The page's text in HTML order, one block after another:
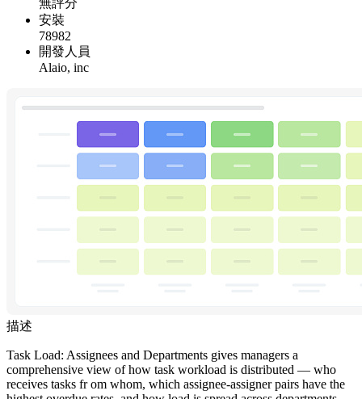
無評分
安裝
78982
開發人員
Alaio, inc
描述
Task Load: Assignees and Departments gives managers a
comprehensive view of how task workload is distributed — who
receives tasks fr om whom, which assignee-assigner pairs have the